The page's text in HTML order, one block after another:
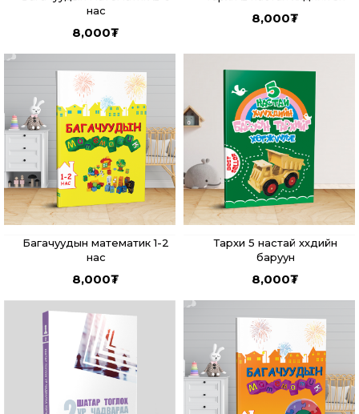
нас
8,000₮
8,000₮
Багачуудын математик 1-2
нас
8,000₮
Тархи 5 настай хүүхдийн
баруун
8,000₮